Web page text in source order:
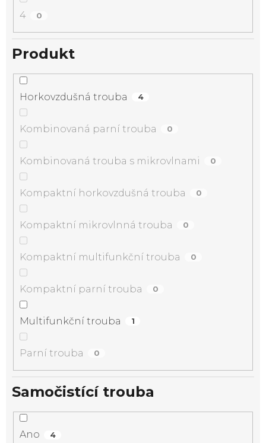
4 0
Produkt
Horkovzdušná trouba 4
Kombinovaná parní trouba 0
Kombinovaná trouba s mikrovlnami 0
Kompaktní horkovzdušná trouba 0
Kompaktní mikrovlnná trouba 0
Kompaktní multifunkční trouba 0
Kompaktní parní trouba 0
Multifunkční trouba 1
Parní trouba 0
Samočistící trouba
Ano 4